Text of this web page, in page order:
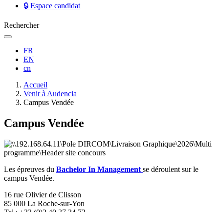
🔒 Espace candidat
Rechercher
FR
EN
cn
d'Ariane
Accueil
Venir à Audencia
Campus Vendée
Campus Vendée
Les épreuves du Bachelor In Management se déroulent sur le
campus Vendée.
16 rue Olivier de Clisson
85 000 La Roche-sur-Yon